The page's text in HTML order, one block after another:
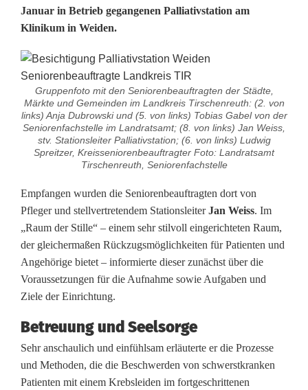
n
o
e
e
a
u
f
t
r
a
g
Januar in Betrieb gegangenen Palliativstation am
Klinikum in Weiden.
Gruppenfoto mit den Seniorenbeauftragten der Städte,
Märkte und Gemeinden im Landkreis Tirschenreuth: (2. von
links) Anja Dubrowski und (5. von links) Tobias Gabel von der
Seniorenfachstelle im Landratsamt; (8. von links) Jan Weiss,
stv. Stationsleiter Palliativstation; (6. von links) Ludwig
Spreitzer, Kreisseniorenbeauftragter Foto: Landratsamt
Tirschenreuth, Seniorenfachstelle
Empfangen wurden die Seniorenbeauftragten dort von
Pfleger und stellvertretendem StationsleiterJan Weiss. Im
„Raum der Stille“ – einem sehr stilvoll eingerichteten Raum,
der gleichermaßen Rückzugsmöglichkeiten für Patienten und
Angehörige bietet – informierte dieser zunächst über die
Voraussetzungen für die Aufnahme sowie Aufgaben und
Ziele der Einrichtung.
Betreuung und Seelsorge
Sehr anschaulich und einfühlsam erläuterte er die Prozesse
und Methoden, die die Beschwerden von schwerstkranken
Patienten mit einem Krebsleiden im fortgeschrittenen